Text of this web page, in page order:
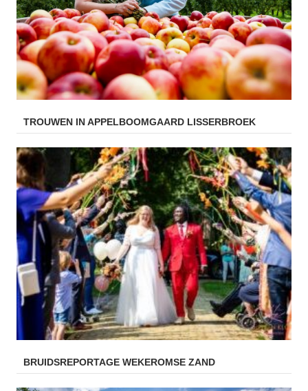
TROUWEN IN APPELBOOMGAARD LISSERBROEK
BRUIDSREPORTAGE WEKEROMSE ZAND